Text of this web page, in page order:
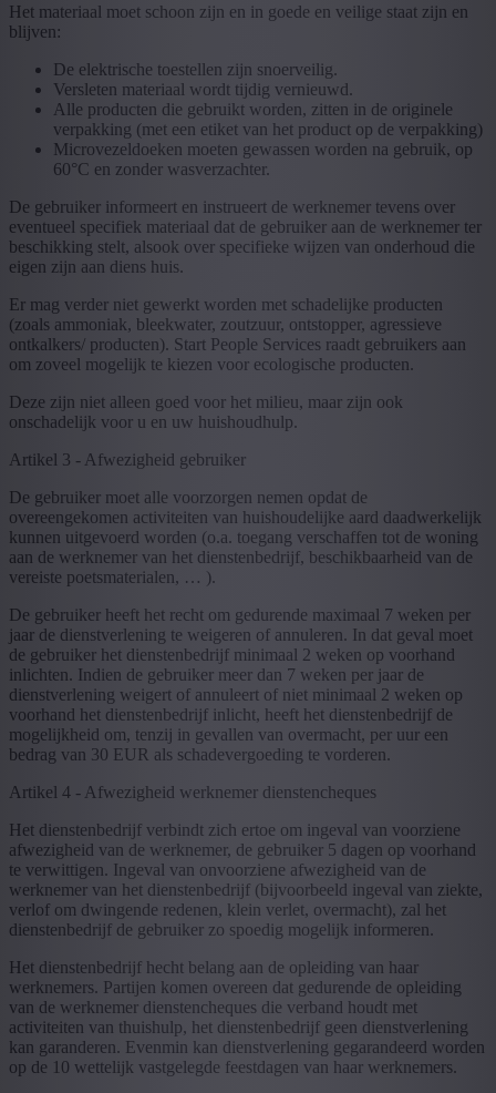
Het materiaal moet schoon zijn en in goede en veilige staat zijn en
blijven:
De elektrische toestellen zijn snoerveilig.
Versleten materiaal wordt tijdig vernieuwd.
Alle producten die gebruikt worden, zitten in de originele
verpakking (met een etiket van het product op de verpakking)
Microvezeldoeken moeten gewassen worden na gebruik, op
60°C en zonder wasverzachter.
De gebruiker informeert en instrueert de werknemer tevens over
eventueel specifiek materiaal dat de gebruiker aan de werknemer ter
beschikking stelt, alsook over specifieke wijzen van onderhoud die
eigen zijn aan diens huis.
Er mag verder niet gewerkt worden met schadelijke producten
(zoals ammoniak, bleekwater, zoutzuur, ontstopper, agressieve
ontkalkers/ producten). Start People Services raadt gebruikers aan
om zoveel mogelijk te kiezen voor ecologische producten.
Deze zijn niet alleen goed voor het milieu, maar zijn ook
onschadelijk voor u en uw huishoudhulp.
Artikel 3 - Afwezigheid gebruiker
De gebruiker moet alle voorzorgen nemen opdat de
overeengekomen activiteiten van huishoudelijke aard daadwerkelijk
kunnen uitgevoerd worden (o.a. toegang verschaffen tot de woning
aan de werknemer van het dienstenbedrijf, beschikbaarheid van de
vereiste poetsmaterialen, … ).
De gebruiker heeft het recht om gedurende maximaal 7 weken per
jaar de dienstverlening te weigeren of annuleren. In dat geval moet
de gebruiker het dienstenbedrijf minimaal 2 weken op voorhand
inlichten. Indien de gebruiker meer dan 7 weken per jaar de
dienstverlening weigert of annuleert of niet minimaal 2 weken op
voorhand het dienstenbedrijf inlicht, heeft het dienstenbedrijf de
mogelijkheid om, tenzij in gevallen van overmacht, per uur een
bedrag van 30 EUR als schadevergoeding te vorderen.
Artikel 4 - Afwezigheid werknemer dienstencheques
Het dienstenbedrijf verbindt zich ertoe om ingeval van voorziene
afwezigheid van de werknemer, de gebruiker 5 dagen op voorhand
te verwittigen. Ingeval van onvoorziene afwezigheid van de
werknemer van het dienstenbedrijf (bijvoorbeeld ingeval van ziekte,
verlof om dwingende redenen, klein verlet, overmacht), zal het
dienstenbedrijf de gebruiker zo spoedig mogelijk informeren.
Het dienstenbedrijf hecht belang aan de opleiding van haar
werknemers. Partijen komen overeen dat gedurende de opleiding
van de werknemer dienstencheques die verband houdt met
activiteiten van thuishulp, het dienstenbedrijf geen dienstverlening
kan garanderen. Evenmin kan dienstverlening gegarandeerd worden
op de 10 wettelijk vastgelegde feestdagen van haar werknemers.